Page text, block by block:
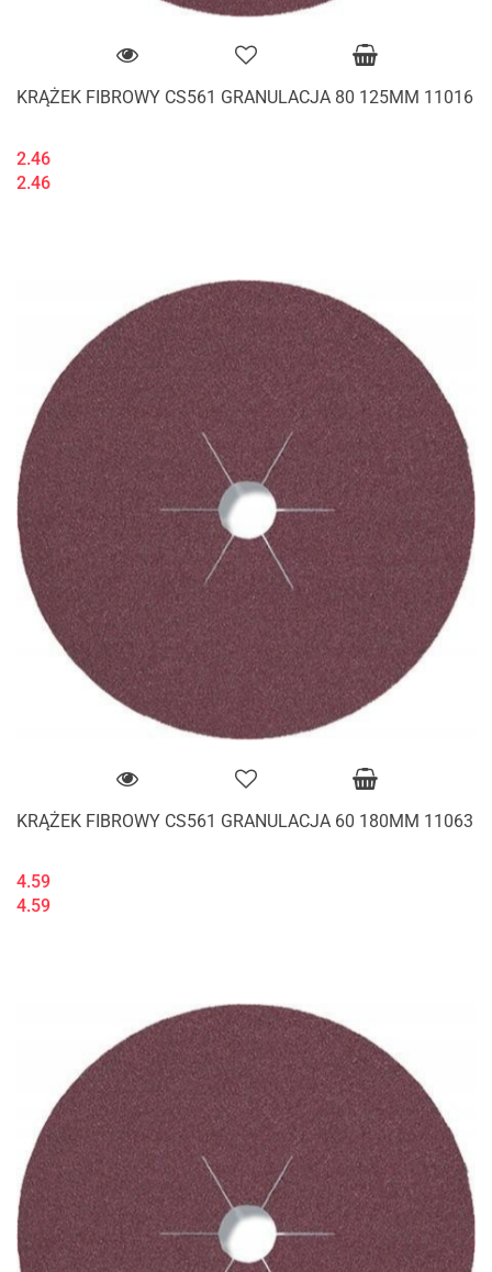
KRĄŻEK FIBROWY CS561 GRANULACJA 80 125MM 11016
2.46
2.46
KRĄŻEK FIBROWY CS561 GRANULACJA 60 180MM 11063
4.59
4.59